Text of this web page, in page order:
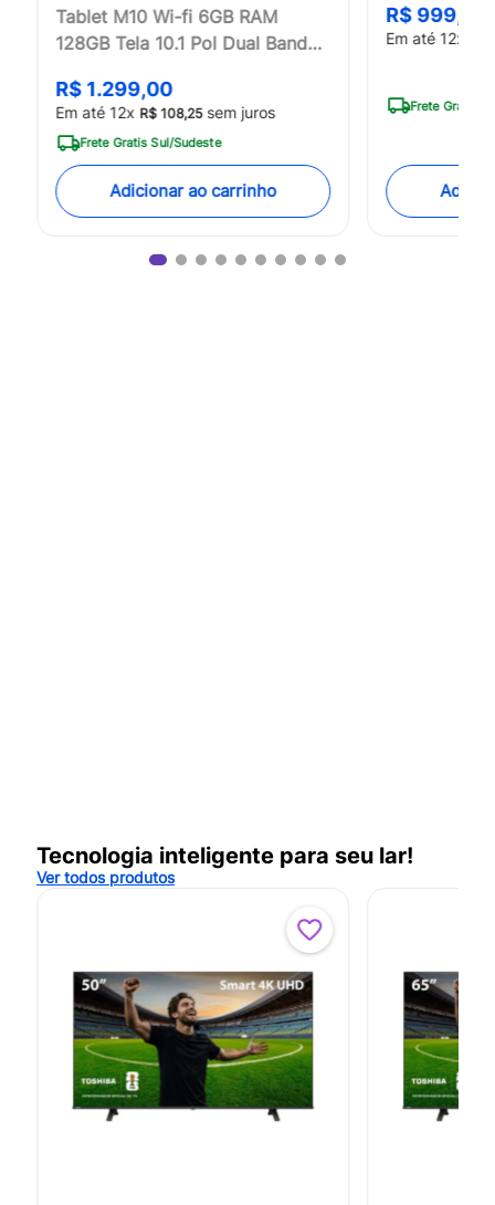
Tablet M10 Wi-fi 6GB RAM
128GB Tela 10.1 Pol Dual Band
R$ 1.299,00
Em até 12x R$ 108,25sem juros
Frete Gratis Sul/Sudeste
Adicionar ao carrinho
R$ 999,
Em até 12x
Frete Gratis
Tecnologia inteligente para seu lar!
Ver todos produtos